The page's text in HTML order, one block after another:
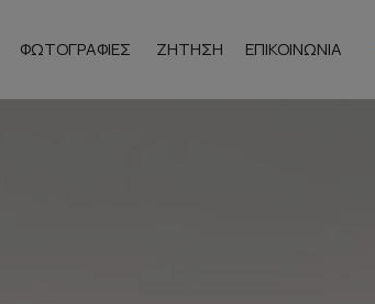
ΦΩΤΟΓΡΑΦΊΕΣ ΖΉΤΗΣΗ ΕΠΙΚΟΙΝΩΝΊΑ